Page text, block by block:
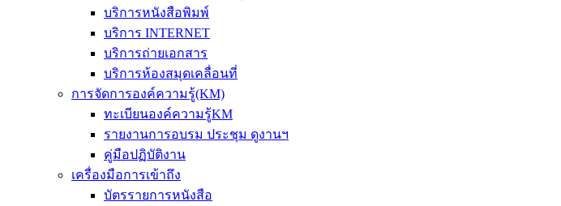
บริการหนังสือพิมพ์
บริการ INTERNET
บริการถ่ายเอกสาร
บริการห้องสมุดเคลื่อนที่
การจัดการองค์ความรู้(KM)
ทะเบียนองค์ความรู้KM
รายงานการอบรม ประชุม ดูงานฯ
คู่มือปฏิบัติงาน
เครื่องมือการเข้าถึง
บัตรรายการหนังสือ